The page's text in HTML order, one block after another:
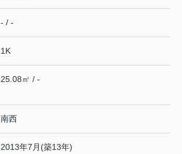
- / -
1K
25.08㎡ / -
南西
2013年7月(築13年)